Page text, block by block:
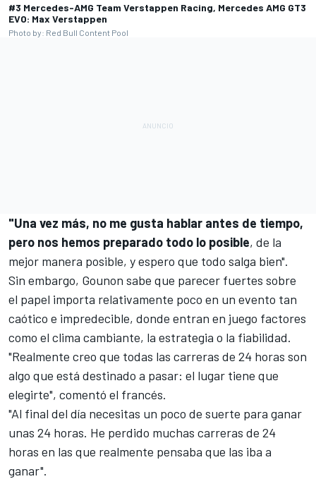
#3 Mercedes-AMG Team Verstappen Racing, Mercedes AMG GT3
EVO: Max Verstappen
Photo by: Red Bull Content Pool
"Una vez más, no me gusta hablar antes de tiempo,
pero nos hemos preparado todo lo posible, de la
mejor manera posible, y espero que todo salga bien".
Sin embargo, Gounon sabe que parecer fuertes sobre
el papel importa relativamente poco en un evento tan
caótico e impredecible, donde entran en juego factores
como el clima cambiante, la estrategia o la fiabilidad.
"Realmente creo que todas las carreras de 24 horas son
algo que está destinado a pasar: el lugar tiene que
elegirte", comentó el francés.
"Al final del día necesitas un poco de suerte para ganar
unas 24 horas. He perdido muchas carreras de 24
horas en las que realmente pensaba que las iba a
ganar".